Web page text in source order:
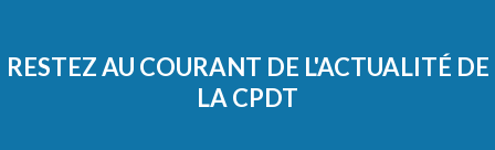
RESTEZ AU COURANT DE L'ACTUALITÉ DE
LA CPDT